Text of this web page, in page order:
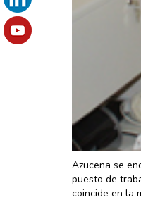
Azucena se
puesto de
coincide en la